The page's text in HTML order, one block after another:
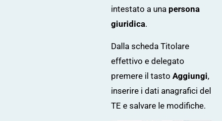
intestato a una persona
giuridica.
Dalla scheda Titolare
effettivo e delegato
premere il tasto Aggiungi,
inserire i dati anagrafici del
TE e salvare le modifiche.